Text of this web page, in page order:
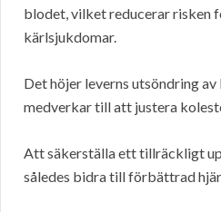
blodet, vilket reducerar risken
kärlsjukdomar.
Det höjer leverns utsöndring
medverkar till att justera
Att säkerställa ett tillräckligt
således bidra till förbättrad